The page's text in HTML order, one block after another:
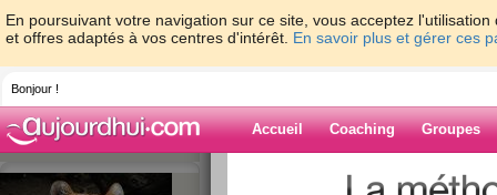
En poursuivant votre navigation sur ce site, vous acceptez
et offres adaptés à vos centres d'intérêt. En savoir plus et gérer ces
Bonjour !
Accueil Coaching Groupes
> > UN